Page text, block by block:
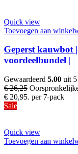
Quick view
Toevoegen aan
Geperst kauwbot
voordeelbundel |
Gewaardeerd 5.00 uit 5
€26,25
€ 20,95. per 7-pack
Sale
Quick view
Toevoegen aan